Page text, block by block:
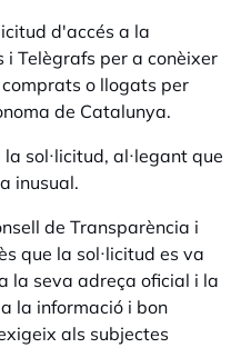
d'accés a la
i Telègrafs per a conèixer
o llogats per
de Catalunya.
sol·licitud, al·legant que
inusual.
de Transparència i
que la sol·licitud es va
la seva adreça oficial i la
la informació i bon
als subjectes